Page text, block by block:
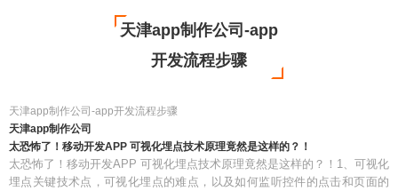
天津app制作公司-app
开发流程步骤
天津app制作公司-app开发流程步骤
天津app制作公司
太恐怖了！移动开发APP 可视化埋点技术原理竟然是这样的？！
太恐怖了！移动开发APP 可视化埋点技术原理竟然是这样的？！1、可视化
埋点关键技术点，可视化埋点的难点，以及如何监听控件的点击和页面的